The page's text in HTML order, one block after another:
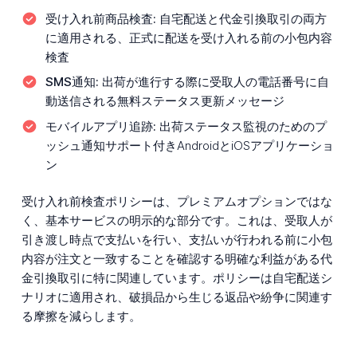
受け入れ前商品検査: 自宅配送と代金引換取引の両方
に適用される、正式に配送を受け入れる前の小包内容
検査
SMS通知: 出荷が進行する際に受取人の電話番号に自
動送信される無料ステータス更新メッセージ
モバイルアプリ追跡: 出荷ステータス監視のためのプ
ッシュ通知サポート付きAndroidとiOSアプリケーショ
ン
受け入れ前検査ポリシーは、プレミアムオプションではな
く、基本サービスの明示的な部分です。これは、受取人が
引き渡し時点で支払いを行い、支払いが行われる前に小包
内容が注文と一致することを確認する明確な利益がある代
金引換取引に特に関連しています。ポリシーは自宅配送シ
ナリオに適用され、破損品から生じる返品や紛争に関連す
る摩擦を減らします。